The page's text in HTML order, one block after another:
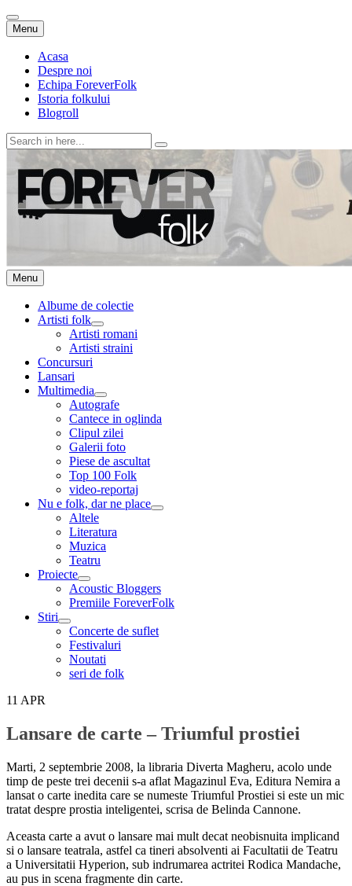
Menu Skip
to
content
Acasa
Despre noi
Echipa ForeverFolk
Istoria folkului
Blogroll
Search
for:
ForeverFolk
Muzica sufletului tau
Menu Skip
to
content
Albume de colectie
Artisti folk
expand
child
menu
Artisti romani
Artisti straini
Concursuri
Lansari
Multimedia
expand
child
menu
Autografe
Cantece in oglinda
Clipul zilei
Galerii foto
Piese de ascultat
Top 100 Folk
video-reportaj
Nu e folk, dar ne place
expand
Altele
Literatura
Muzica
Teatru
Proiecte
expand
child
menu
Acoustic Bloggers
Premiile ForeverFolk
Stiri
expand
child
menu
Concerte de suflet
Festivaluri
Noutati
seri de folk
11 APR
Lansare de carte – Triumful prostiei
Marti, 2 septembrie 2008, la libraria Diverta Magheru, acolo unde
timp de peste trei decenii s-a aflat Magazinul Eva, Editura Nemira a
lansat o carte inedita care se numeste Triumful Prostiei si este un mic
tratat despre prostia inteligentei, scrisa de Belinda Cannone.
Aceasta carte a avut o lansare mai mult decat neobisnuita implicand
si o lansare teatrala, astfel ca tineri absolventi ai Facultatii de Teatru
a Universitatii Hyperion, sub indrumarea actritei Rodica Mandache,
au pus in scena fragmente din carte.